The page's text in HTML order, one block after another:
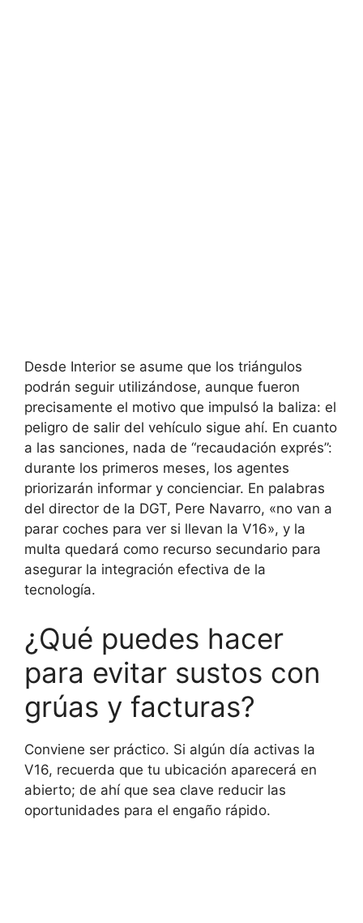
Desde Interior se asume que los triángulos
podrán seguir utilizándose, aunque fueron
precisamente el motivo que impulsó la baliza: el
peligro de salir del vehículo sigue ahí. En cuanto
a las sanciones, nada de “recaudación exprés”:
durante los primeros meses, los agentes
priorizarán informar y concienciar. En palabras
del director de la DGT, Pere Navarro, «no van a
parar coches para ver si llevan la V16», y la
multa quedará como recurso secundario para
asegurar la integración efectiva de la
tecnología.
¿Qué puedes hacer
para evitar sustos con
grúas y facturas?
Conviene ser práctico. Si algún día activas la
V16, recuerda que tu ubicación aparecerá en
abierto; de ahí que sea clave reducir las
oportunidades para el engaño rápido.